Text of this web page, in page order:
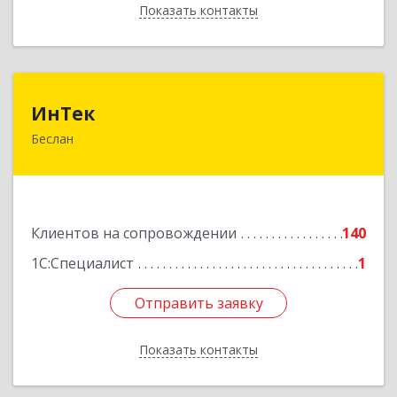
Показать контакты
Назад
ИнТек
Беслан
Клиентов на сопровождении
140
1С:Специалист
1
Отправить заявку
Показать контакты
Подробнее
Отправить заявку
Назад